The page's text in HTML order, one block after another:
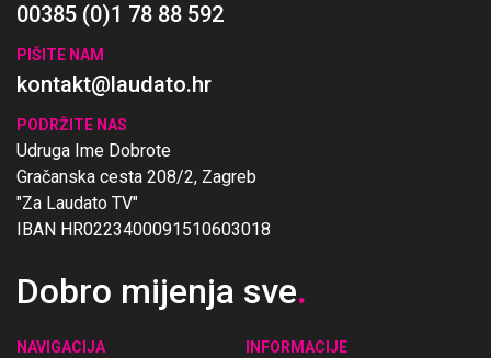
00385 (0)1 78 88 592
PIŠITE NAM
kontakt@laudato.hr
PODRŽITE NAS
Udruga Ime Dobrote
Gračanska cesta 208/2, Zagreb
"Za Laudato TV"
IBAN HR0223400091510603018
Dobro mijenja sve.
NAVIGACIJA
INFORMACIJE